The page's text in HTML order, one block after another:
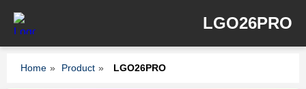
LGO26PRO
Home » Product » LGO26PRO